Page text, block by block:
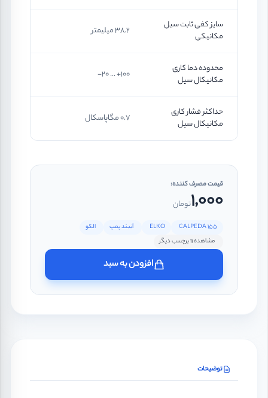
سایز کفی ثابت سیل
مکانیکی
38.2 میلیمتر
محدوده دما کاری
مکانیکال سیل
100+ ... 20-
حداکثر فشار کاری
مکانیکال سیل
0.7 مگاپاسکال
قیمت مصرف کننده:
1,000تومان
CALPEDA 155
ELKO آببند پمپ
الکو
مشاهده 11 برچسب دیگر
افزودن به سبد
توضیحات